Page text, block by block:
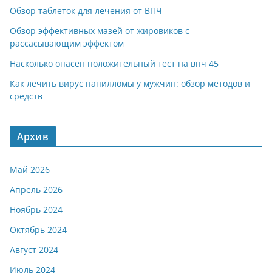
ni
ki
т
ь
Обзор таблеток для лечения от ВПЧ
Обзор эффективных мазей от жировиков с
рассасывающим эффектом
Насколько опасен положительный тест на впч 45
Как лечить вирус папилломы у мужчин: обзор методов и
средств
Архив
Май 2026
Апрель 2026
Ноябрь 2024
Октябрь 2024
Август 2024
Июль 2024